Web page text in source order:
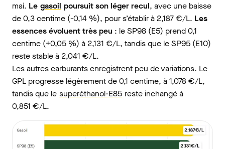
mai. Le gasoil poursuit son léger recul, avec une baisse
de 0,3 centime (-0,14 %), pour s’établir à 2,187 €/L. Les
essences évoluent très peu : le SP98 (E5) prend 0,1
centime (+0,05 %) à 2,131 €/L, tandis que le SP95 (E10)
reste stable à 2,041 €/L.
Les autres carburants enregistrent peu de variations. Le
GPL progresse légèrement de 0,1 centime, à 1,078 €/L,
tandis que le superéthanol-E85 reste inchangé à
0,851 €/L.